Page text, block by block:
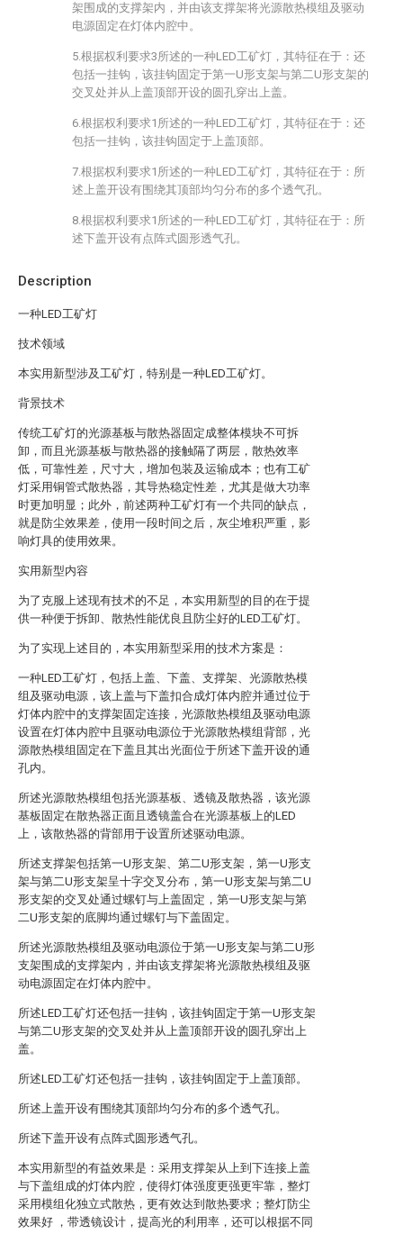
Description
一种LED工矿灯
技术领域
本实用新型涉及工矿灯，特别是一种LED工矿灯。
背景技术
传统工矿灯的光源基板与散热器固定成整体模块不可拆
卸，而且光源基板与散热器的接触隔了两层，散热效率
低，可靠性差，尺寸大，增加包装及运输成本；也有工矿
灯采用铜管式散热器，其导热稳定性差，尤其是做大功率
时更加明显；此外，前述两种工矿灯有一个共同的缺点，
就是防尘效果差，使用一段时间之后，灰尘堆积严重，影
响灯具的使用效果。
实用新型内容
为了克服上述现有技术的不足，本实用新型的目的在于提
供一种便于拆卸、散热性能优良且防尘好的LED工矿灯。
为了实现上述目的，本实用新型采用的技术方案是：
一种LED工矿灯，包括上盖、下盖、支撑架、光源散热模
组及驱动电源，该上盖与下盖扣合成灯体内腔并通过位于
灯体内腔中的支撑架固定连接，光源散热模组及驱动电源
设置在灯体内腔中且驱动电源位于光源散热模组背部，光
源散热模组固定在下盖且其出光面位于所述下盖开设的通
孔内。
所述光源散热模组包括光源基板、透镜及散热器，该光源
基板固定在散热器正面且透镜盖合在光源基板上的LED
上，该散热器的背部用于设置所述驱动电源。
所述支撑架包括第一U形支架、第二U形支架，第一U形支
架与第二U形支架呈十字交叉分布，第一U形支架与第二U
形支架的交叉处通过螺钉与上盖固定，第一U形支架与第
二U形支架的底脚均通过螺钉与下盖固定。
所述光源散热模组及驱动电源位于第一U形支架与第二U形
支架围成的支撑架内，并由该支撑架将光源散热模组及驱
动电源固定在灯体内腔中。
所述LED工矿灯还包括一挂钩，该挂钩固定于第一U形支架
与第二U形支架的交叉处并从上盖顶部开设的圆孔穿出上
盖。
所述LED工矿灯还包括一挂钩，该挂钩固定于上盖顶部。
所述上盖开设有围绕其顶部均匀分布的多个透气孔。
所述下盖开设有点阵式圆形透气孔。
本实用新型的有益效果是：采用支撑架从上到下连接上盖
与下盖组成的灯体内腔，使得灯体强度更强更牢靠，整灯
采用模组化独立式散热，更有效达到散热要求；整灯防尘
效果好 ，带透镜设计，提高光的利用率，还可以根据不同
架围成的支撑架内，并由该支撑架将光源散热模组及驱动
电源固定在灯体内腔中。
5.根据权利要求3所述的一种LED工矿灯，其特征在于：还
包括一挂钩，该挂钩固定于第一U形支架与第二U形支架的
交叉处并从上盖顶部开设的圆孔穿出上盖。
6.根据权利要求1所述的一种LED工矿灯，其特征在于：还
包括一挂钩，该挂钩固定于上盖顶部。
7.根据权利要求1所述的一种LED工矿灯，其特征在于：所
述上盖开设有围绕其顶部均匀分布的多个透气孔。
8.根据权利要求1所述的一种LED工矿灯，其特征在于：所
述下盖开设有点阵式圆形透气孔。